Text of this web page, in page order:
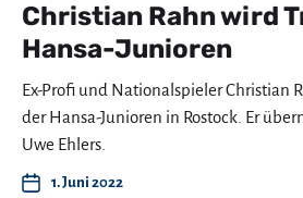
Christian Rahn wird
Hansa-Junioren
Ex-Profi und Nationalspieler Christian
der Hansa-Junioren in Rostock. Er
Uwe Ehlers.
1. Juni 2022